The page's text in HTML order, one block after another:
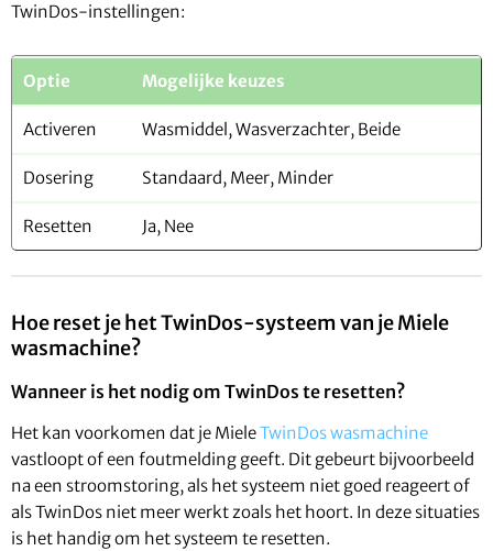
TwinDos-instellingen:
Optie Mogelijke keuzes
Activeren Wasmiddel, Wasverzachter, Beide
Dosering Standaard, Meer, Minder
Resetten Ja, Nee
Hoe reset je het TwinDos-systeem van je Miele
wasmachine?
Wanneer is het nodig om TwinDos te resetten?
Het kan voorkomen dat je MieleTwinDos wasmachine
vastloopt of een foutmelding geeft. Dit gebeurt bijvoorbeeld
na een stroomstoring, als het systeem niet goed reageert of
als TwinDos niet meer werkt zoals het hoort. In deze situaties
is het handig om het systeem te resetten.